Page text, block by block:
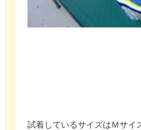
試着しているサイズはＭサイ